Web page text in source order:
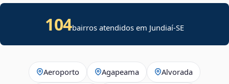
104bairros atendidos em Jundiaí-SE
Aeroporto Agapeama Alvorada